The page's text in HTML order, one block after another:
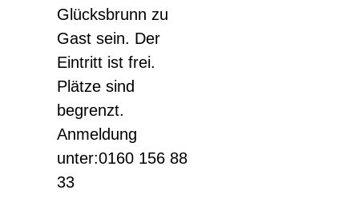
Glücksbrunn zu
Gast sein. Der
Eintritt ist frei.
Plätze sind
begrenzt.
Anmeldung
unter:0160 156 88
33